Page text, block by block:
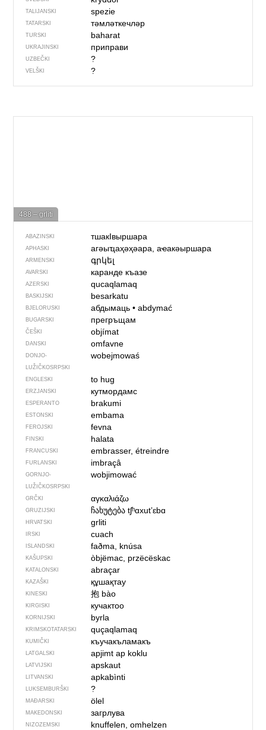
TALIJANSKI spezie
TATARSKI тәмләткечләр
TURSKI baharat
UKRAJINSKI приправи
UZBEČKI ?
VELŠKI ?
488 – grliti
ABAZINSKI тшакIвыршара
APHASKI агәыҵаҳәҳәара, аҽакәыршара
ARMENSKI գրկել
AVARSKI каранде къазе
AZERSKI qucaqlamaq
BASKIJSKI besarkatu
BJELORUSKI абдымаць• abdymać
BUGARSKI прегръщам
ČEŠKI objímat
DANSKI omfavne
DONJO­
LUŽIČKOSRPSKI
wobejmowaś
ENGLESKI to hug
ERZJANSKI кутмордамс
ESPERANTO brakumi
ESTONSKI embama
FEROJSKI fevna
FINSKI halata
FRANCUSKI embrasser, étreindre
FURLANSKI imbraçâ
GORNJO­
LUŽIČKOSRPSKI
wobjimować
GRČKI αγκαλιάζω
GRUZIJSKI ჩახუტებაtʃʰɑxutʼɛbɑ
HRVATSKI grliti
IRSKI cuach
ISLANDSKI faðma, knúsa
KAŠUPSKI òbjëmac, przëcëskac
KATALONSKI abraçar
KAZAŠKI құшақтау
KINESKI 抱 bào
KIRGISKI кучактоо
KORNIJSKI byrla
KRIMSKOTATARSKI quçaqlamaq
KUMIČKI къучакъламакъ
LATGALSKI apjimt ap koklu
LATVIJSKI apskaut
LITVANSKI apkabìnti
LUKSEMBURŠKI ?
MAĐARSKI ölel
MAKEDONSKI загрлува
NIZOZEMSKI knuffelen, omhelzen